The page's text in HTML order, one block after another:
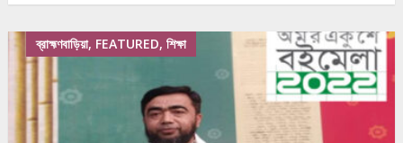
ব্রাহ্মণবাড়িয়া, FEATURED, শিক্ষা